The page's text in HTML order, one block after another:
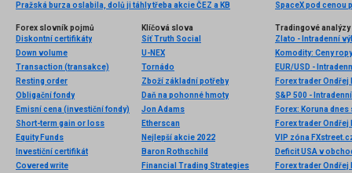
Pražská burza oslabila, dolů ji táhly třeba akcie ČEZ a KB
SpaceX pod cenou
Forex slovník pojmů
Diskontní certifikáty
Down volume
Transaction (transakce)
Resting order
Obligační fondy
Emisní cena (investiční fondy)
Short-term gain or loss
Equity Funds
Investiční certifikát
Covered write
Klíčová slova
Síť Truth Social
U-NEX
Tornádo
Zboží základní potřeby
Daň na pohonné hmoty
Jon Adams
Etherscan
Nejlepší akcie 2022
Baron Rothschild
Financial Trading Strategies
Tradingové analýzy
Zlato - Intradenní
EUR/USD -
Forex trader
S&P 500 -
Forex: Koruna
Forex trader
Forex trader